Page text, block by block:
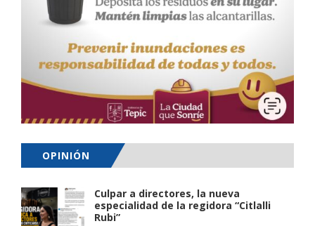
OPINIÓN
Culpar a directores, la nueva
especialidad de la regidora “Citlalli
Rubi”